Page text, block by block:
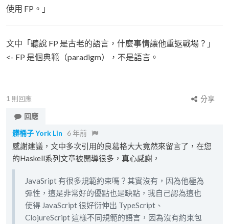
使用 FP。」
文中「聽說 FP 是古老的語言，什麼事情讓他重返戰場？」
<- FP 是個典範（paradigm），不是語言。
1 則回應
分享
回應
髒桶子 York Lin
6 年前
感謝建議，文中多次引用的良葛格大大竟然來留言了，在您
的Haskell系列文章被開導很多，真心感謝，
JavaSript 有很多規範約束嗎？其實沒有，因為他極為
彈性，這是非常好的優點也是缺點，我自己認為這也
使得 JavaScript 很好衍伸出 TypeScript、
ClojureScript 這樣不同規範的語言，因為沒有約束包